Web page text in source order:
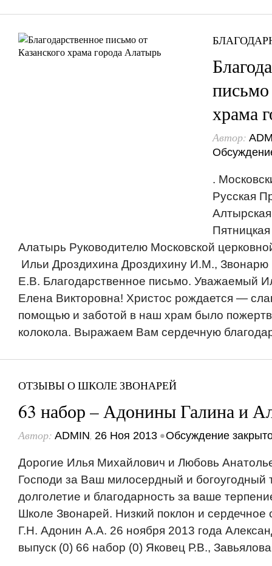
письмо
храма
Автор:
.
Русская
Алатырь Руководителю Московской
Ильи Дроздихина Дроздихину И.М.,
Е.В. Благодарственное письмо. Уважаемый
Елена Викторовна! Христос рождается —
помощью и заботой в наш храм было
колокола. Выражаем Вам сердечную
ОТЗЫВЫ О ШКОЛЕ ЗВОНАРЕЙ
63 набор – Адонины Галина и
Автор: ADMIN, 26 Ноя 2013 •Обсуждение
Дорогие Илья Михайлович и Любовь
Господи за Ваш милосердный и богоугодный
долголетие и благодарность за ваше
Школе Звонарей. Низкий поклон и сердечное
Г.Н. Адонин А.А. 26 ноября 2013 года
выпуск (0) 66 набор (0) Яковец Р.В.,